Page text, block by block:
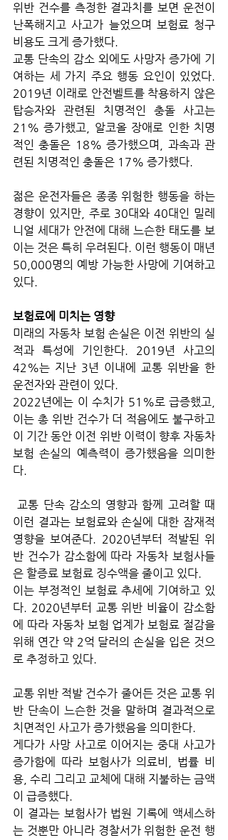
위반 건수를 측정한 결과치를 보면 운전이
난폭해지고 사고가 늘었으며 보험료 청구
비용도 크게 증가했다.
교통 단속의 감소 외에도 사망자 증가에 기
여하는 세 가지 주요 행동 요인이 있었다.
2019년 이래로 안전벨트를 착용하지 않은
탑승자와 관련된 치명적인 충돌 사고는
21% 증가했고, 알코올 장애로 인한 치명
적인 충돌은 18% 증가했으며, 과속과 관
련된 치명적인 충돌은 17% 증가했다.
젊은 운전자들은 종종 위험한 행동을 하는
경향이 있지만, 주로 30대와 40대인 밀레
니얼 세대가 안전에 대해 느슨한 태도를 보
이는 것은 특히 우려된다. 이런 행동이 매년
50,000명의 예방 가능한 사망에 기여하고
있다.
보험료에 미치는 영향
미래의 자동차 보험 손실은 이전 위반의 실
적과 특성에 기인한다. 2019년 사고의
42%는 지난 3년 이내에 교통 위반을 한
운전자와 관련이 있다.
2022년에는 이 수치가 51%로 급증했고,
이는 총 위반 건수가 더 적음에도 불구하고
이 기간 동안 이전 위반 이력이 향후 자동차
보험 손실의 예측력이 증가했음을 의미한
다.
교통 단속 감소의 영향과 함께 고려할 때
이런 결과는 보험료와 손실에 대한 잠재적
영향을 보여준다. 2020년부터 적발된 위
반 건수가 감소함에 따라 자동차 보험사들
은 할증료 보험료 징수액을 줄이고 있다.
이는 부정적인 보험료 추세에 기여하고 있
다. 2020년부터 교통 위반 비율이 감소함
에 따라 자동차 보험 업계가 보험료 절감을
위해 연간 약 2억 달러의 손실을 입은 것으
로 추정하고 있다.
교통 위반 적발 건수가 줄어든 것은 교통 위
반 단속이 느슨한 것을 말하며 결과적으로
치면적인 사고가 증가했음을 의미한다.
게다가 사망 사고로 이어지는 중대 사고가
증가함에 따라 보험사가 의료비, 법률 비
용, 수리 그리고 교체에 대해 지불하는 금액
이 급증했다.
이 결과는 보험사가 법원 기록에 액세스하
는 것뿐만 아니라 경찰서가 위험한 운전 행